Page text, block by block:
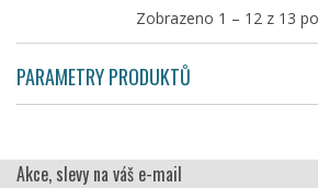
Zobrazeno 1 – 12 z 13
PARAMETRY PRODUKTŮ
Akce, slevy na váš e-mail